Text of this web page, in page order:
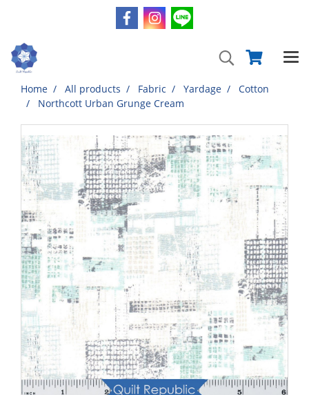
Home All products Fabric Yardage
Cotton
Northcott Urban Grunge Cream